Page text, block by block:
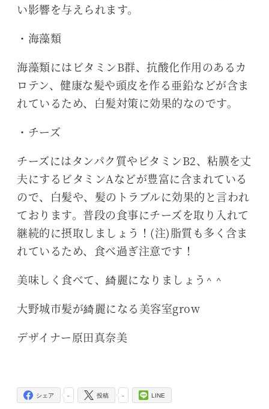
い影響を与えられます。
・海藻類
海藻類にはビタミンB群、抗酸化作用のあるカ
ロテン、健康な髪や頭皮を作る亜鉛などが含ま
れているため、白髪対策に効果的なのです。
・チーズ
チーズにはタンパク質やビタミンB2、粘膜を丈
夫にするビタミンAなどが豊富に含まれている
ので、白髪や、髪のトラブルに効果的と言われ
ております。普段の食事にチーズを取り入れて
継続的に摂取しましょう！(注)脂質も多く含ま
れているため、食べ過ぎ注意です！
美味しく食べて、綺麗になりましょう^ ^
大野城市髪が綺麗になる美容室grow
デザイナー原田真奈美
-
シェア -
投稿 LINE